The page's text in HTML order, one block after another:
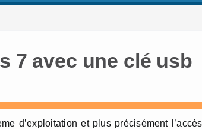
7 avec une clé usb
d’exploitation et plus précisément